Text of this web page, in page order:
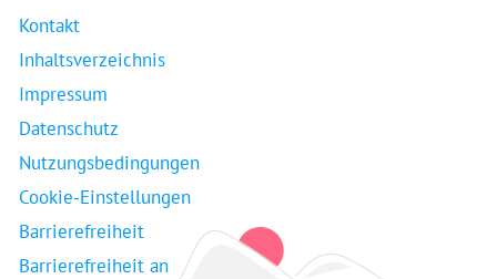
Kontakt
Inhaltsverzeichnis
Impressum
Datenschutz
Nutzungsbedingungen
Cookie-Einstellungen
Barrierefreiheit
Barrierefreiheit an